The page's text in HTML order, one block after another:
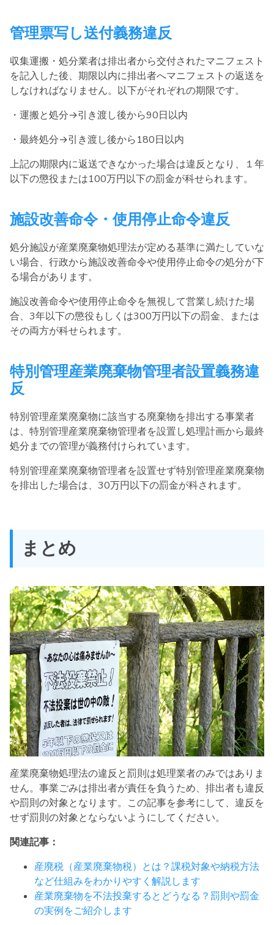
管理票写し送付義務違反
収集運搬・処分業者は排出者から交付されたマニフェスト
を記入した後、期限以内に排出者へマニフェストの返送を
しなければなりません。以下がそれぞれの期限です。
・運搬と処分→引き渡し後から90日以内
・最終処分→引き渡し後から180日以内
上記の期限内に返送できなかった場合は違反となり、１年
以下の懲役または100万円以下の罰金が科せられます。
施設改善命令・使用停止命令違反
処分施設が産業廃棄物処理法が定める基準に満たしていな
い場合、行政から施設改善命令や使用停止命令の処分が下
る場合があります。
施設改善命令や使用停止命令を無視して営業し続けた場
合、3年以下の懲役もしくは300万円以下の罰金、または
その両方が科せられます。
特別管理産業廃棄物管理者設置義務違
反
特別管理産業廃棄物に該当する廃棄物を排出する事業者
は、特別管理産業廃棄物管理者を設置し処理計画から最終
処分までの管理が義務付けられています。
特別管理産業廃棄物管理者を設置せず特別管理産業廃棄物
を排出した場合は、30万円以下の罰金が科されます。
まとめ
産業廃棄物処理法の違反と罰則は処理業者のみではありま
せん。事業ごみは排出者が責任を負うため、排出者も違反
や罰則の対象となります。この記事を参考にして、違反を
せず罰則の対象とならないようにしてください。
関連記事：
産廃税（産業廃棄物税）とは？課税対象や納税方法
など仕組みをわかりやすく解説します
産業廃棄物を不法投棄するとどうなる？罰則や罰金
の実例をご紹介します